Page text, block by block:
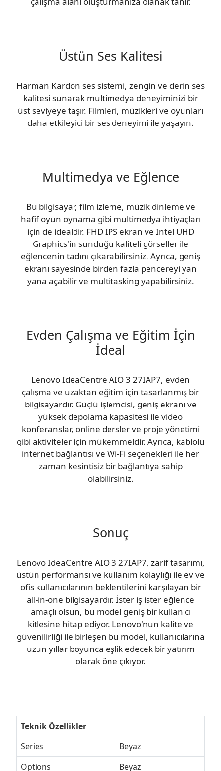
Üstün Ses Kalitesi
Harman Kardon ses sistemi, zengin ve derin ses
kalitesi sunarak multimedya deneyiminizi bir
üst seviyeye taşır. Filmleri, müzikleri ve oyunları
daha etkileyici bir ses deneyimi ile yaşayın.
Multimedya ve Eğlence
Bu bilgisayar, film izleme, müzik dinleme ve
hafif oyun oynama gibi multimedya ihtiyaçları
için de idealdir. FHD IPS ekran ve Intel UHD
Graphics'in sunduğu kaliteli görseller ile
eğlencenin tadını çıkarabilirsiniz. Ayrıca, geniş
ekranı sayesinde birden fazla pencereyi yan
yana açabilir ve multitasking yapabilirsiniz.
Evden Çalışma ve Eğitim İçin
İdeal
Lenovo IdeaCentre AIO 3 27IAP7, evden
çalışma ve uzaktan eğitim için tasarlanmış bir
bilgisayardır. Güçlü işlemcisi, geniş ekranı ve
yüksek depolama kapasitesi ile video
konferanslar, online dersler ve proje yönetimi
gibi aktiviteler için mükemmeldir. Ayrıca, kablolu
internet bağlantısı ve Wi-Fi seçenekleri ile her
zaman kesintisiz bir bağlantıya sahip
olabilirsiniz.
Sonuç
Lenovo IdeaCentre AIO 3 27IAP7, zarif tasarımı,
üstün performansı ve kullanım kolaylığı ile ev ve
ofis kullanıcılarının beklentilerini karşılayan bir
all-in-one bilgisayardır. İster iş ister eğlence
amaçlı olsun, bu model geniş bir kullanıcı
kitlesine hitap ediyor. Lenovo'nun kalite ve
güvenilirliği ile birleşen bu model, kullanıcılarına
uzun yıllar boyunca eşlik edecek bir yatırım
olarak öne çıkıyor.
Teknik Özellikler
Series
Beyaz
Options
Beyaz